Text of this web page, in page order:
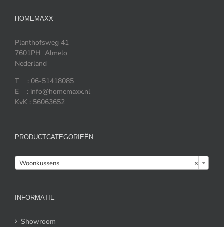
HOMEMAXX
Planthofsweg 41
7601PH Almelo
Nederland
T : 06-51418085
E : info@homemaxx.nl
KvK : 56063652
PRODUCTCATEGORIEËN
×
Woonkussens
INFORMATIE
Showroom